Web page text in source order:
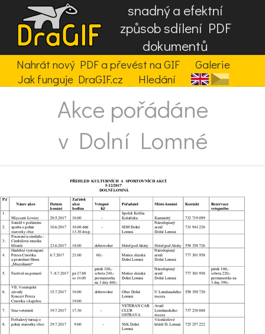
snadný a efektní
způsob sdílení PDF
dokumentů
Nahrát nový PDF a převést na GIF
Galerie
Jak funguje DraGIF.cz
Hledání
Akce pořádáne
v Dolní Lomné